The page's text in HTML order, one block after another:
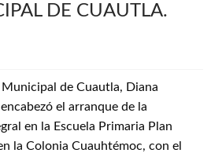
DE CUAUTLA.
de Cuautla, Diana
el arranque de la
en la Escuela Primaria Plan
la Colonia Cuauhtémoc, con el